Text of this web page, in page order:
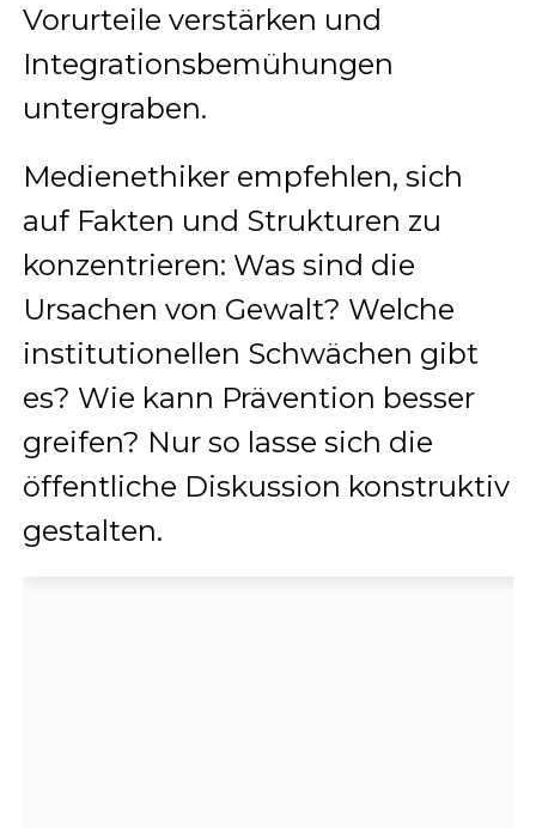
Vorurteile verstärken und
Integrationsbemühungen
untergraben.
Medienethiker empfehlen, sich
auf Fakten und Strukturen zu
konzentrieren: Was sind die
Ursachen von Gewalt? Welche
institutionellen Schwächen gibt
es? Wie kann Prävention besser
greifen? Nur so lasse sich die
öffentliche Diskussion konstruktiv
gestalten.